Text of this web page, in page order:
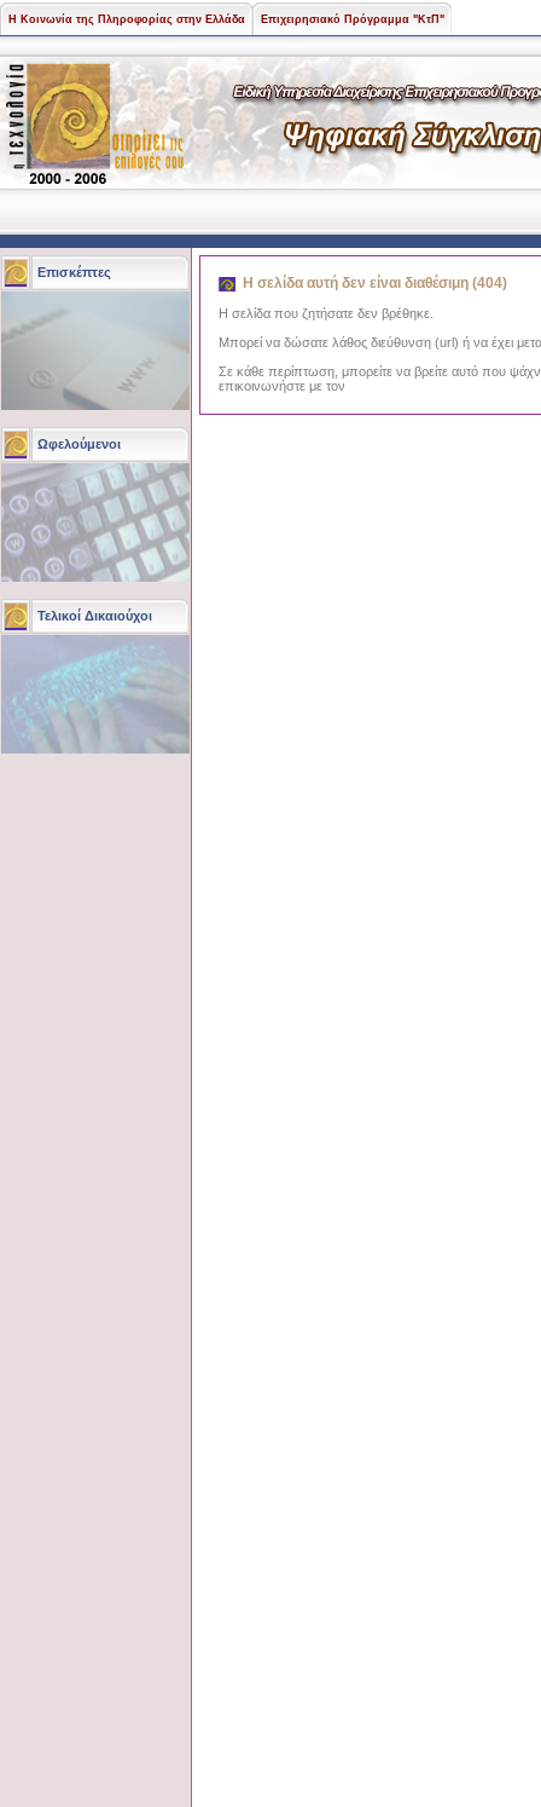
Η Κοινωνία της Πληροφορίας στην Ελλάδα Επιχειρησιακό Πρόγραμμα "ΚτΠ"
Επισκέπτες
Ωφελούμενοι
Τελικοί Δικαιούχοι
Η σελίδα αυτή δεν είναι διαθέσιμη (404)
Η σελίδα που ζητήσατε δεν βρέθηκε.
Μπορεί να δώσατε λάθος διεύθυνση (url) ή να έχει
Σε κάθε περίπτωση, μπορείτε να βρείτε αυτό που
επικοινωνήστε με τον